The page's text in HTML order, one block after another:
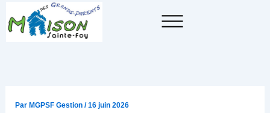
au
contenu
Par MGPSF Gestion /16 juin 2026